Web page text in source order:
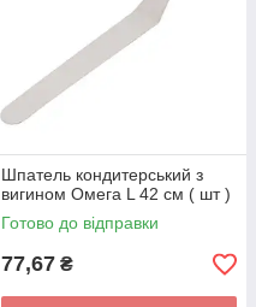
Шпатель кондитерський з
вигином Омега L 42 см ( шт )
Готово до відправки
77,67 ₴